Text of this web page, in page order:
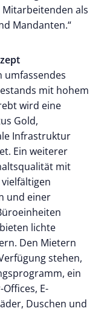
als
Mandanten.“
umfassendes
mit hohem
wird eine
Gold,
Infrastruktur
Ein weiterer
mit
und einer
lichte
Den Mietern
stehen,
ein
E-
Duschen und